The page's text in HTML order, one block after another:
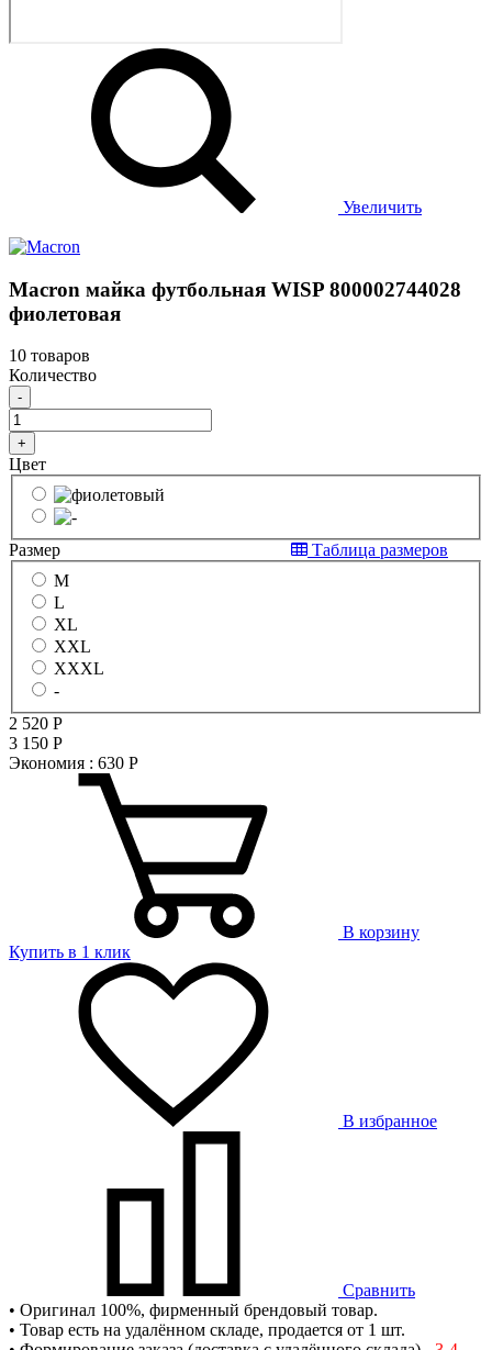
Увеличить
Macron майка футбольная WISP 800002744028
фиолетовая
10 товаров
Количество
-
+
Цвет
Размер
Таблица размеров
M
L
XL
XXL
XXXL
-
2 520 Р
3 150 Р
Экономия : 630 Р
В корзину
Купить в 1 клик
В избранное
Сравнить
• Оригинал 100%, фирменный брендовый товар.
• Товар есть на удалённом складе, продается от 1 шт.